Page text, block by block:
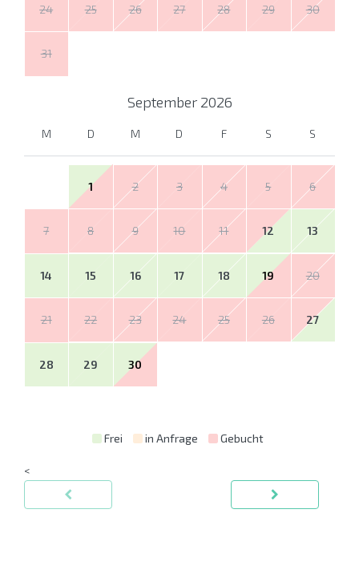
24 25 26 27 28 29 30
31
September 2026
M D M D F S S
1 2 3 4 5 6
7 8 9 10 11 12 13
14 15 16 17 18 19 20
21 22 23 24 25 26 27
28 29 30
Frei in Anfrage Gebucht
<